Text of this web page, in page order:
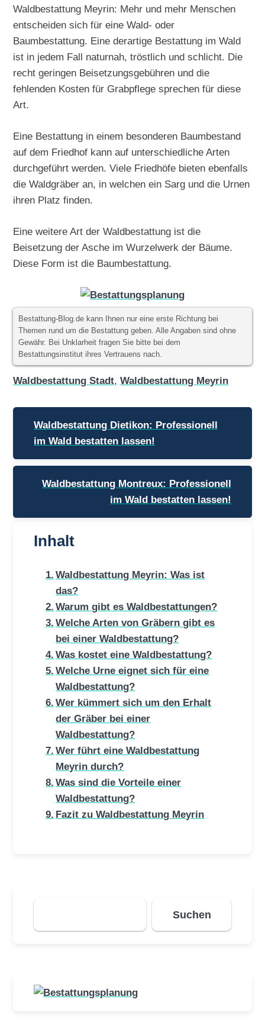
Waldbestattung Meyrin: Mehr und mehr Menschen
entscheiden sich für eine Wald- oder
Baumbestattung. Eine derartige Bestattung im Wald
ist in jedem Fall naturnah, tröstlich und schlicht. Die
recht geringen Beisetzungsgebühren und die
fehlenden Kosten für Grabpflege sprechen für diese
Art.
Eine Bestattung in einem besonderen Baumbestand
auf dem Friedhof kann auf unterschiedliche Arten
durchgeführt werden. Viele Friedhöfe bieten ebenfalls
die Waldgräber an, in welchen ein Sarg und die Urnen
ihren Platz finden.
Eine weitere Art der Waldbestattung ist die
Beisetzung der Asche im Wurzelwerk der Bäume.
Diese Form ist die Baumbestattung.
Bestattung-Blog.de kann Ihnen nur eine erste Richtung bei
Themen rund um die Bestattung geben. Alle Angaben sind ohne
Gewähr. Bei Unklarheit fragen Sie bitte bei dem
Bestattungsinstitut ihres Vertrauens nach.
Waldbestattung Stadt,Waldbestattung Meyrin
Beitragsnavigation
Waldbestattung Dietikon: Professionell
im Wald bestatten lassen!
Waldbestattung Montreux: Professionell
im Wald bestatten lassen!
Inhalt
Waldbestattung Meyrin: Was ist
das?
Warum gibt es Waldbestattungen?
Welche Arten von Gräbern gibt es
bei einer Waldbestattung?
Was kostet eine Waldbestattung?
Welche Urne eignet sich für eine
Waldbestattung?
Wer kümmert sich um den Erhalt
der Gräber bei einer
Waldbestattung?
Wer führt eine Waldbestattung
Meyrin durch?
Was sind die Vorteile einer
Waldbestattung?
Fazit zu Waldbestattung Meyrin
Suchen
Suchen